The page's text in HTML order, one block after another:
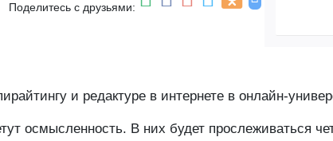
Поделитесь с друзьями:
и редактуре в интернете в онлайн-
осмысленность. В них будет прослеживаться